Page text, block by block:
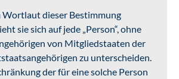
Wortlaut dieser Bestimmung
sie sich auf jede „Person“, ohne
von Mitgliedstaaten der
zu unterscheiden.
der für eine solche Person